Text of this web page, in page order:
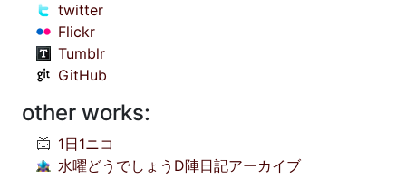
twitter
Flickr
Tumblr
GitHub
other works:
1日1ニコ
水曜どうでしょうD陣日記アーカイブ